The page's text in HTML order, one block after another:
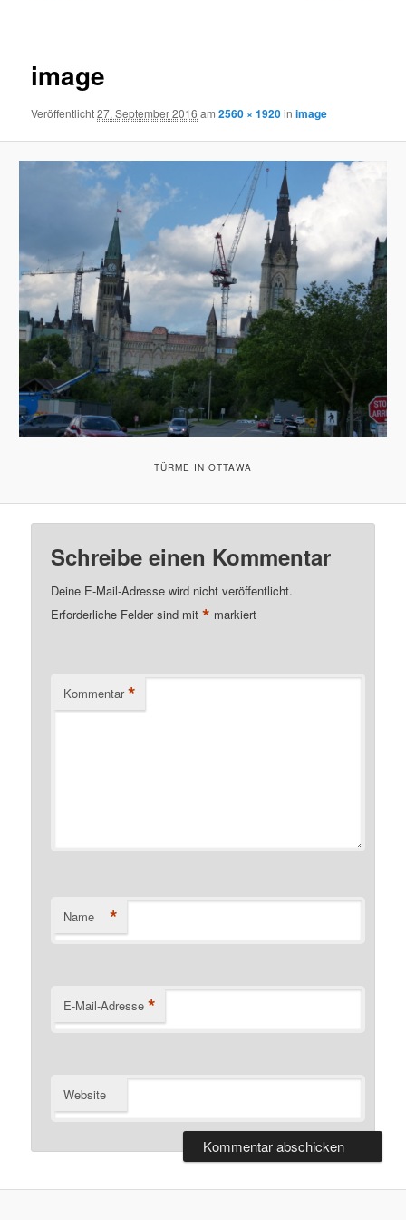
image
Veröffentlicht27. September 2016 am2560 × 1920inimage
TÜRME IN OTTAWA
Schreibe einen Kommentar
Deine E-Mail-Adresse wird nicht veröffentlicht.
Erforderliche Felder sind mit* markiert
Kommentar *
Name *
E-Mail-Adresse *
Website